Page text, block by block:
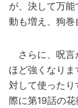
が、決して万
動も増え、狗巻
さらに、呪言
ほど強くなり
対して使った
際に第19話の